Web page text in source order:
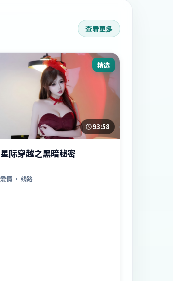
查看更多
精选
93:58
星际穿越之黑暗秘密
爱情· 线路